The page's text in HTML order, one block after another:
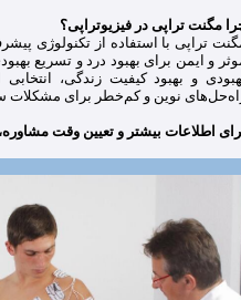
مگنت تراپی در فیزیوتراپی؟
تراپی با استفاده از تکنولوژی
و ایمن برای بهبود درد و تسریع
و بهبود کیفیت زندگی،
نوین و کم‌خطر برای مشکلات
اطلاعات بیشتر و تعیین وقت